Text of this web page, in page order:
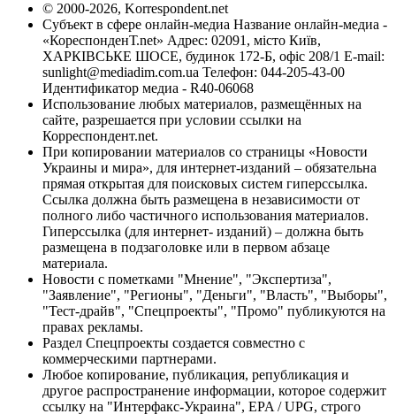
© 2000-2026, Korrespondent.net
Субъект в сфере онлайн-медиа Название онлайн-медиа -
«КореспонденТ.net» Адрес: 02091, місто Київ,
ХАРКІВСЬКЕ ШОСЕ, будинок 172-Б, офіс 208/1 E-mail:
sunlight@mediadim.com.ua Телефон: 044-205-43-00
Идентификатор медиа - R40-06068
Использование любых материалов, размещённых на
сайте, разрешается при условии ссылки на
Корреспондент.net.
При копировании материалов со страницы «Новости
Украины и мира», для интернет-изданий – обязательна
прямая открытая для поисковых систем гиперссылка.
Ссылка должна быть размещена в независимости от
полного либо частичного использования материалов.
Гиперссылка (для интернет- изданий) – должна быть
размещена в подзаголовке или в первом абзаце
материала.
Новости с пометками "Мнение", "Экспертиза",
"Заявление", "Регионы", "Деньги", "Власть", "Выборы",
"Тест-драйв", "Спецпроекты", "Промо" публикуются на
правах рекламы.
Раздел Спецпроекты создается совместно с
коммерческими партнерами.
Любое копирование, публикация, републикация и
другое распространение информации, которое содержит
ссылку на "Интерфакс-Украина", EPA / UPG, строго